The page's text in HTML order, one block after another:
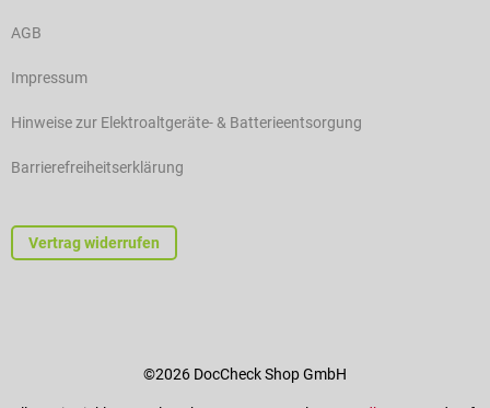
AGB
Impressum
Hinweise zur Elektroaltgeräte- & Batterieentsorgung
Barrierefreiheitserklärung
Vertrag widerrufen
©2026 DocCheck Shop GmbH